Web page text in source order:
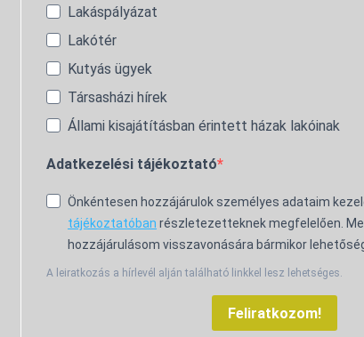
Lakáspályázat
Lakótér
Kutyás ügyek
Társasházi hírek
Állami kisajátításban érintett házak lakóinak
Adatkezelési tájékoztató
Önkéntesen hozzájárulok személyes adataim
tájékoztatóban részletezetteknek megfelelően.
hozzájárulásom visszavonására bármikor
A leiratkozás a hírlevél alján található linkkel lesz lehetséges.
Feliratkozom!